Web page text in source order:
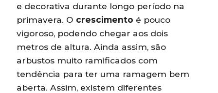
e decorativa durante longo período na
primavera. O crescimento é pouco
vigoroso, podendo chegar aos dois
metros de altura. Ainda assim, são
arbustos muito ramificados com
tendência para ter uma ramagem bem
aberta. Assim, existem diferentes